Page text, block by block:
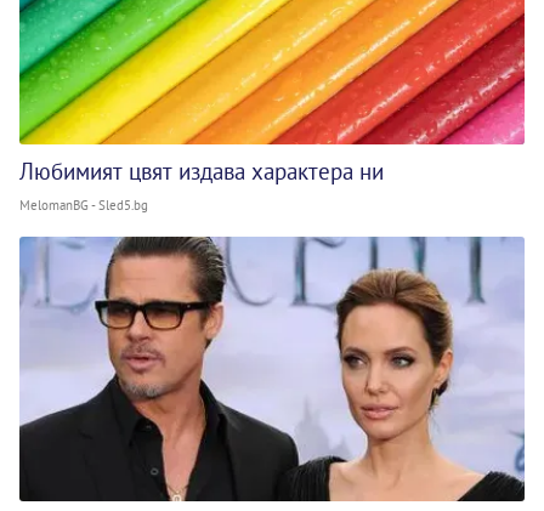
Любимият цвят издава характера ни
MelomanBG - Sled5.bg